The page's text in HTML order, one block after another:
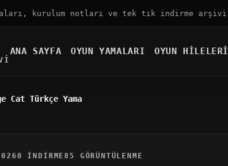
kurulum notları ve tek tık indirme arşivi
ANA SAYFA OYUN YAMALARI OYUN HILELERI
Cat Türkçe Yama
0 INDIRME85 GÖRÜNTÜLENME